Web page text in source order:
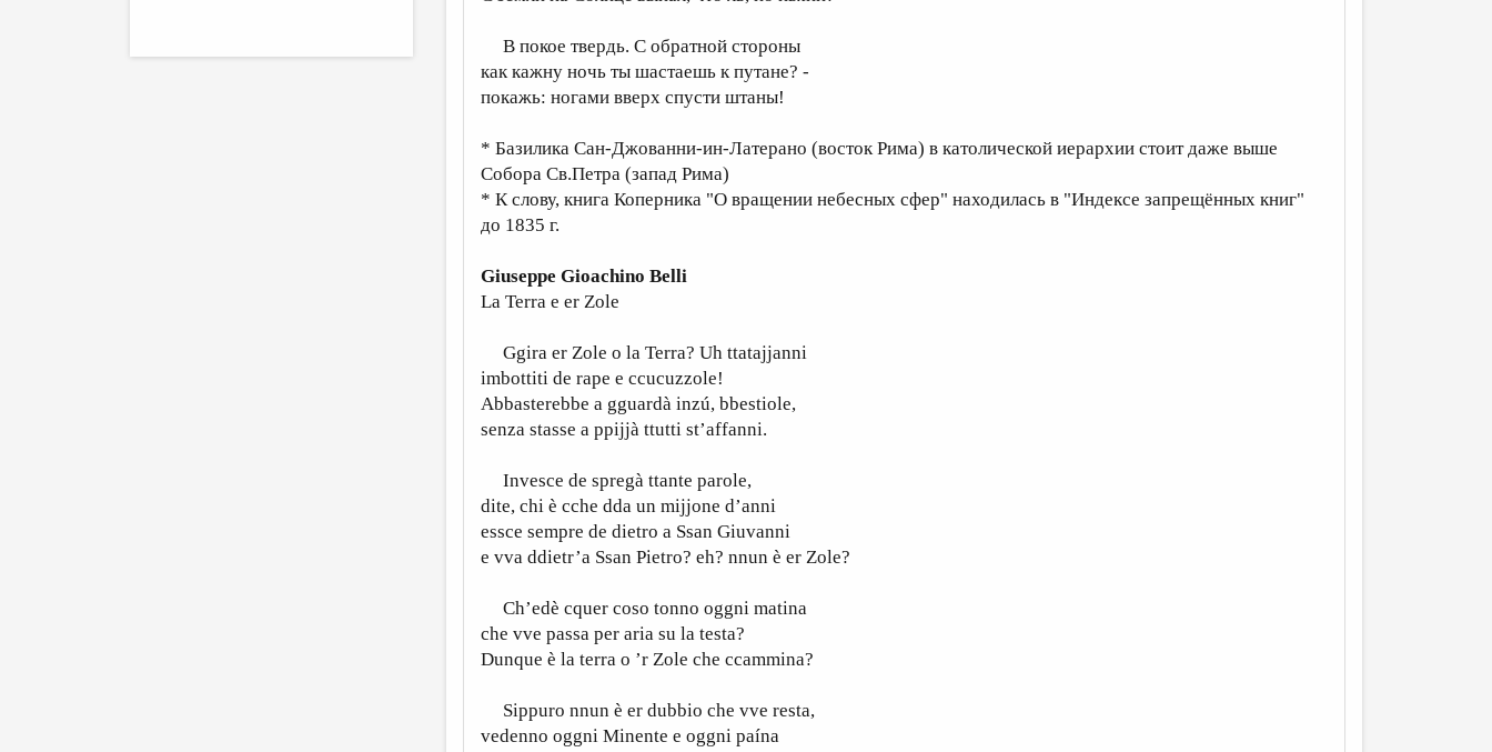
В покое твердь. С обратной стороны
как кажну ночь ты шастаешь к путане? -
покажь: ногами вверх спусти штаны!
* Базилика Сан-Джованни-ин-Латерано (восток Рима) в католической иерархии стоит даже выше
Собора Св.Петра (запад Рима)
* К слову, книга Коперника "О вращении небесных сфер" находилась в "Индексе запрещённых книг"
до 1835 г.
Giuseppe Gioachino Belli
La Terra e er Zole
Ggira er Zole o la Terra? Uh ttatajjanni
imbottiti de rape e ccucuzzole!
Abbasterebbe a gguardà inzú, bbestiole,
senza stasse a ppijjà ttutti st’affanni.
Invesce de spregà ttante parole,
dite, chi è cche dda un mijjone d’anni
essce sempre de dietro a Ssan Giuvanni
e vva ddietr’a Ssan Pietro? eh? nnun è er Zole?
Ch’edè cquer coso tonno oggni matina
che vve passa per aria su la testa?
Dunque è la terra o ’r Zole che ccammina?
Sippuro nnun è er dubbio che vve resta,
vedenno oggni Minente e oggni paína